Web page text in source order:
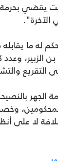
يقضي بحرمة
الآخرة".
ما يقابله
الزبير،
التقريع
لا على